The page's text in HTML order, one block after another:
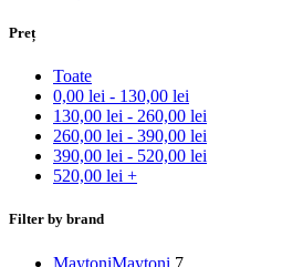
Preț
Toate
0,00 lei - 130,00 lei
130,00 lei - 260,00 lei
260,00 lei - 390,00 lei
390,00 lei - 520,00 lei
520,00 lei +
Filter by brand
MaytoniMaytoni 7